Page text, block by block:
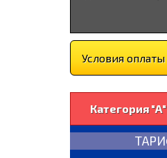
Условия
Категория